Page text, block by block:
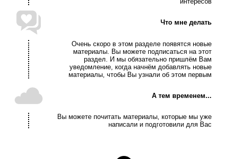
Что мне делать
Очень скоро в этом разделе появятся новые
материалы. Вы можете подписаться на этот
раздел. И мы обязательно пришлём Вам
уведомление, когда начнём добавлять новые
материалы, чтобы Вы узнали об этом первым
А тем временем...
Вы можете почитать материалы, которые мы уже
написали и подготовили для Вас